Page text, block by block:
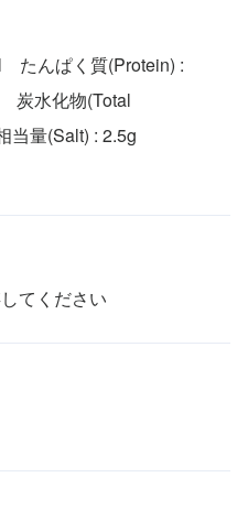
たんぱく質(Protein) :
炭水化物(Total
量(Salt) : 2.5g
てください